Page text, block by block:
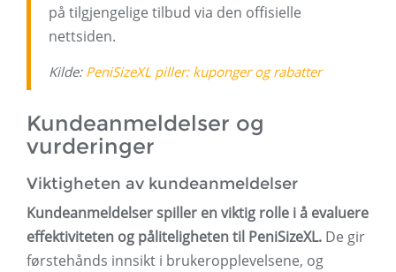
på tilgjengelige tilbud via den offisielle
nettsiden.
Kilde: PeniSizeXL piller: kuponger og rabatter
Kundeanmeldelser og
vurderinger
Viktigheten av kundeanmeldelser
Kundeanmeldelser spiller en viktig rolle i å evaluere
effektiviteten og påliteligheten til PeniSizeXL. De gir
førstehånds innsikt i brukeropplevelsene, og